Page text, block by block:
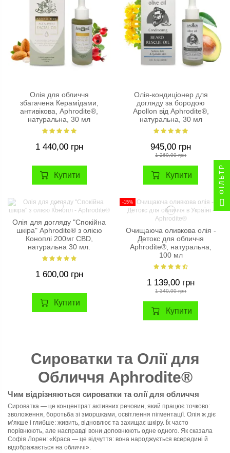
Олія для обличчя
збагачена Керамідами,
антивікова, Aphrodite®,
натуральна, 30 мл
1 440,00 грн
Купити
Олія-кондиціонер для
догляду за бородою
Apollon від Aphrodite®,
натуральна, 30 мл
945,00 грн
1 260,00 грн
Купити
Олія для догляду "Спокійна
шкіра" Aphrodite® з олією
Коноплі 200мг CBD,
натуральна 30 мл.
1 600,00 грн
Купити
-15%
Очищаюча оливкова олія -
Детокс для обличчя
Aphrodite®, натуральна,
100 мл
1 139,00 грн
1 340,00 грн
Купити
Сироватки та Олії для
Обличчя Aphrodite®
Чим відрізняються сироватки та олії для обличчя
Сироватка — це концентрат активних речовин, який працює точково:
зволоження, боротьба зі зморшками, освітлення пігментації. Олія ж діє
м’якше і глибше: живить, відновлює та захищає шкіру. Їх часто
порівнюють, але насправді вони доповнюють одне одного. Як сказала
Софія Лорен: «Краса — це відчуття: вона народжується всередині й
відображається на обличчі».
ФІЛЬТР